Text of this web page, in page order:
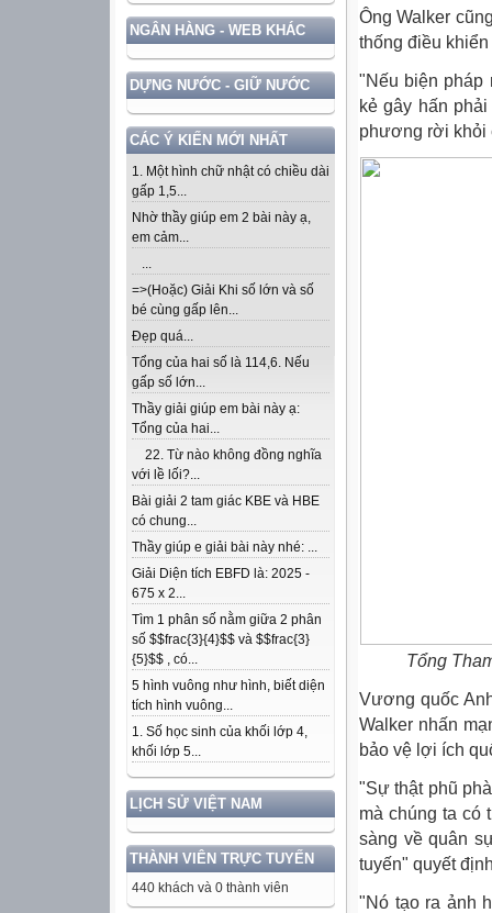
NGÂN HÀNG - WEB KHÁC
DỰNG NƯỚC - GIỮ NƯỚC
CÁC Ý KIẾN MỚI NHẤT
1. Một hình chữ nhật có chiều dài
gấp 1,5...
Nhờ thầy giúp em 2 bài này ạ,
em cảm...
...
=>(Hoặc) Giải Khi số lớn và số
bé cùng gấp lên...
Đẹp quá...
Tổng của hai số là 114,6. Nếu
gấp số lớn...
Thầy giải giúp em bài này ạ:
Tổng của hai...
22. Từ nào không đồng nghĩa
với lề lối?...
Bài giải 2 tam giác KBE và HBE
có chung...
Thầy giúp e giải bài này nhé: ...
Giải Diện tích EBFD là: 2025 -
675 x 2...
Tìm 1 phân số nằm giữa 2 phân
số $$frac{3}{4}$$ và $$frac{3}
{5}$$ , có...
5 hình vuông như hình, biết diện
tích hình vuông...
1. Số học sinh của khối lớp 4,
khối lớp 5...
LỊCH SỬ VIỆT NAM
THÀNH VIÊN TRỰC TUYẾN
440 khách và 0 thành viên
Ông Walker
thống điều
"Nếu biện pháp
kẻ gây hấn
phương rời khỏi
Tổng
Vương quốc
Walker nhấn
bảo vệ lợi ích
"Sự thật phũ
mà chúng ta có
sàng về quân
tuyến" quyết
"Nó tạo ra ảnh